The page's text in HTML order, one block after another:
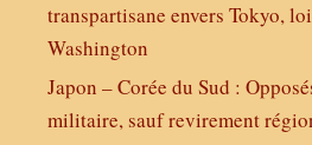
transpartisane envers Tokyo,
Washington
Japon – Corée du Sud :
militaire, sauf revirement